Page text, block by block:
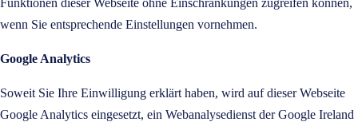
wenn Sie entsprechende Einstellungen vornehmen.
Google Analytics
Soweit Sie Ihre Einwilligung erklärt haben, wird auf dieser Webseite
Google Analytics eingesetzt, ein Webanalysedienst der Google Ireland